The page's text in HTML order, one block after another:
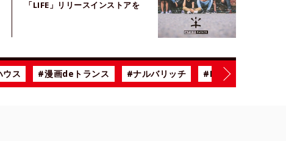
「LIFE」リリースインストアを
ウス #漫画deトランス #ナルバリッチ #BiSH